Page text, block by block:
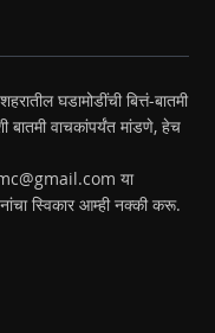
घडामोडींची बित्तं-बातमी
वाचकांपर्यंत मांडणे, हेच
या
स्विकार आम्ही नक्की करू.